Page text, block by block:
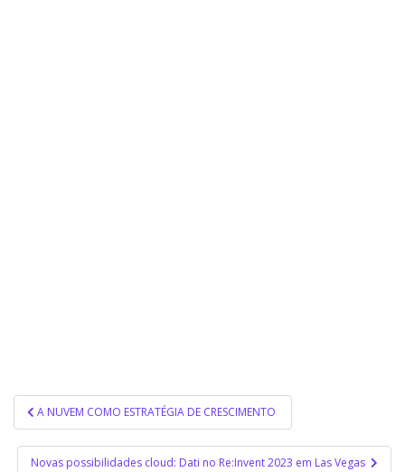
Navegação
de
Post
A NUVEM COMO ESTRATÉGIA DE CRESCIMENTO
Novas possibilidades cloud: Dati no Re:Invent 2023 em Las Vegas